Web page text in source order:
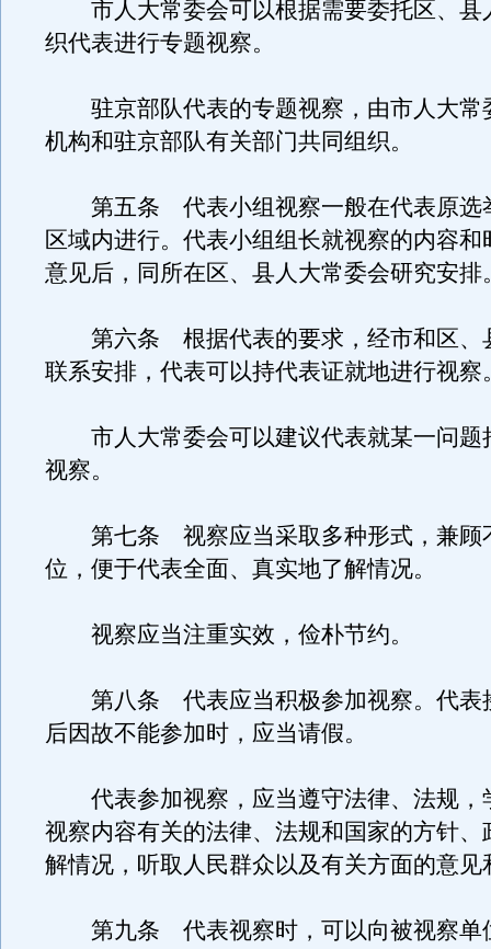
市人大常委会可以根据需要委托区、县
织代表进行专题视察。
驻京部队代表的专题视察，由市人大常
机构和驻京部队有关部门共同组织。
第五条 代表小组视察一般在代表原选
区域内进行。代表小组组长就视察的内容和
意见后，同所在区、县人大常委会研究安排
第六条 根据代表的要求，经市和区、
联系安排，代表可以持代表证就地进行视察
市人大常委会可以建议代表就某一问题
视察。
第七条 视察应当采取多种形式，兼顾
位，便于代表全面、真实地了解情况。
视察应当注重实效，俭朴节约。
第八条 代表应当积极参加视察。代表
后因故不能参加时，应当请假。
代表参加视察，应当遵守法律、法规，
视察内容有关的法律、法规和国家的方针、
解情况，听取人民群众以及有关方面的意见
第九条 代表视察时，可以向被视察单